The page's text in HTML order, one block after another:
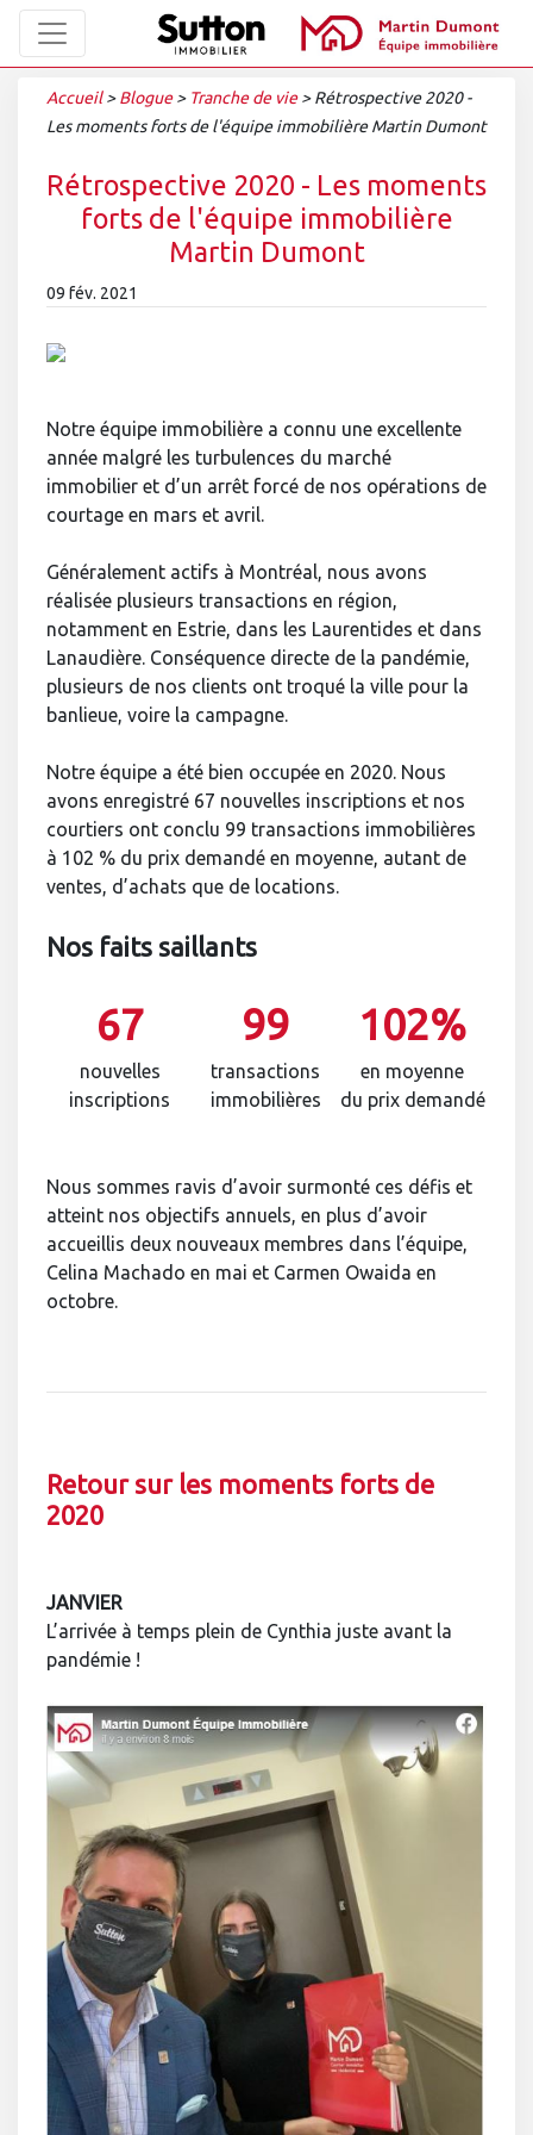
Accueil >Blogue > Tranche de vie >Rétrospective 2020 -
Les moments forts de l'équipe immobilière Martin Dumont
Rétrospective 2020 - Les moments
forts de l'équipe immobilière
Martin Dumont
09 fév. 2021
Notre équipe immobilière a connu une excellente
année malgré les turbulences du marché
immobilier et d’un arrêt forcé de nos opérations de
courtage en mars et avril.
Généralement actifs à Montréal, nous avons
réalisée plusieurs transactions en région,
notamment en Estrie, dans les Laurentides et dans
Lanaudière. Conséquence directe de la pandémie,
plusieurs de nos clients ont troqué la ville pour la
banlieue, voire la campagne.
Notre équipe a été bien occupée en 2020. Nous
avons enregistré 67 nouvelles inscriptions et nos
courtiers ont conclu 99 transactions immobilières
à 102 % du prix demandé en moyenne, autant de
ventes, d’achats que de locations.
Nos faits saillants
67
nouvelles
inscriptions
99
transactions
immobilières
102%
en moyenne
du prix demandé
Nous sommes ravis d’avoir surmonté ces défis et
atteint nos objectifs annuels, en plus d’avoir
accueillis deux nouveaux membres dans l’équipe,
Celina Machado en mai et Carmen Owaida en
octobre.
Retour sur les moments forts de
2020
JANVIER
L’arrivée à temps plein de Cynthia juste avant la
pandémie !